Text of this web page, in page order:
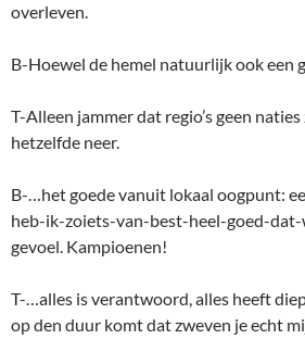
overleven.
B-Hoewel de hemel natuurlijk ook een
T-Alleen jammer dat regio’s geen
hetzelfde neer.
B-…het goede vanuit lokaal oogpunt:
heb-ik-zoiets-van-best-heel-goed-
gevoel. Kampioenen!
T-…alles is verantwoord, alles heeft
op den duur komt dat zweven je echt